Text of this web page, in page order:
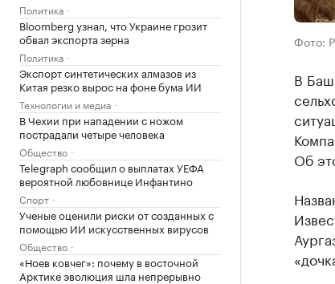
Политика
Bloomberg узнал, что Украине грозит
обвал экспорта зерна
Политика
Экспорт синтетических алмазов из
Китая резко вырос на фоне бума ИИ
Технологии и медиа
В Чехии при нападении с ножом
пострадали четыре человека
Общество
Telegraph сообщил о выплатах УЕФА
вероятной любовнице Инфантино
Спорт
Ученые оценили риски от созданных с
помощью ИИ искусственных вирусов
Общество
«Ноев ковчег»: почему в восточной
Арктике эволюция шла непрерывно
Фото:
В
Об